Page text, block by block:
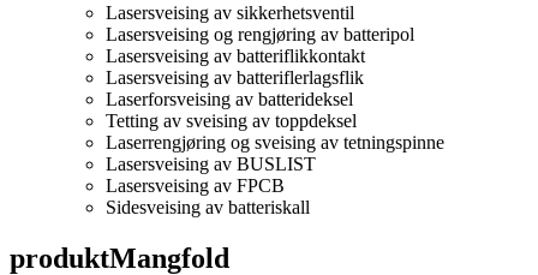
Lasersveising av sikkerhetsventil
Lasersveising og rengjøring av batteripol
Lasersveising av batteriflikkontakt
Lasersveising av batteriflerlagsflik
Laserforsveising av batterideksel
Tetting av sveising av toppdeksel
Laserrengjøring og sveising av tetningspinne
Lasersveising av BUSLIST
Lasersveising av FPCB
Sidesveising av batteriskall
produktMangfold